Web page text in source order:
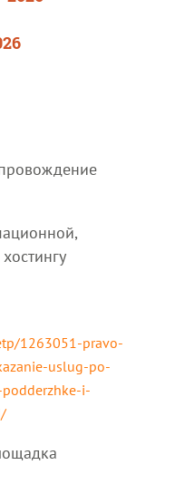
1263051-pravo-
uslug-po-
i-